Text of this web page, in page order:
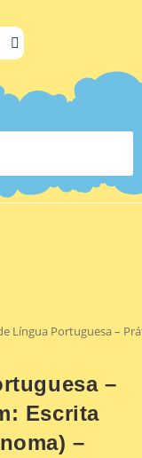
Língua Portuguesa –
–
Escrita
–